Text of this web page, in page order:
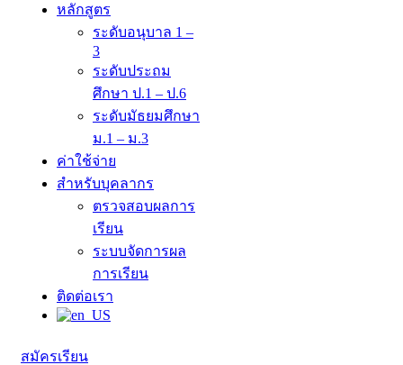
หลักสูตร
ระดับอนุบาล 1 –
3
ระดับประถม
ศึกษา ป.1 – ป.6
ระดับมัธยมศึกษา
ม.1 – ม.3
ค่าใช้จ่าย
สำหรับบุคลากร
ตรวจสอบผลการ
เรียน
ระบบจัดการผล
การเรียน
ติดต่อเรา
สมัครเรียน